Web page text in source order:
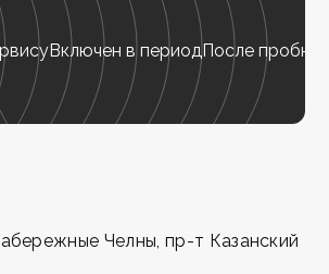
Включен в периодПосле
Челны, пр-т Казанский